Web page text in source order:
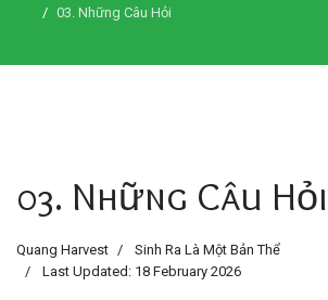
03. Những Câu Hỏi
03. Những Câu Hỏi
Quang Harvest
Sinh Ra Là Một Bản Thể
Last Updated: 18 February 2026